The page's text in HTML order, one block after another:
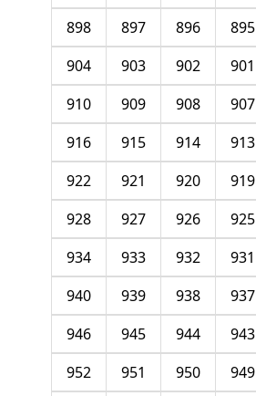
895
896
897
898
901
902
903
904
907
908
909
910
913
914
915
916
919
920
921
922
925
926
927
928
931
932
933
934
937
938
939
940
943
944
945
946
949
950
951
952